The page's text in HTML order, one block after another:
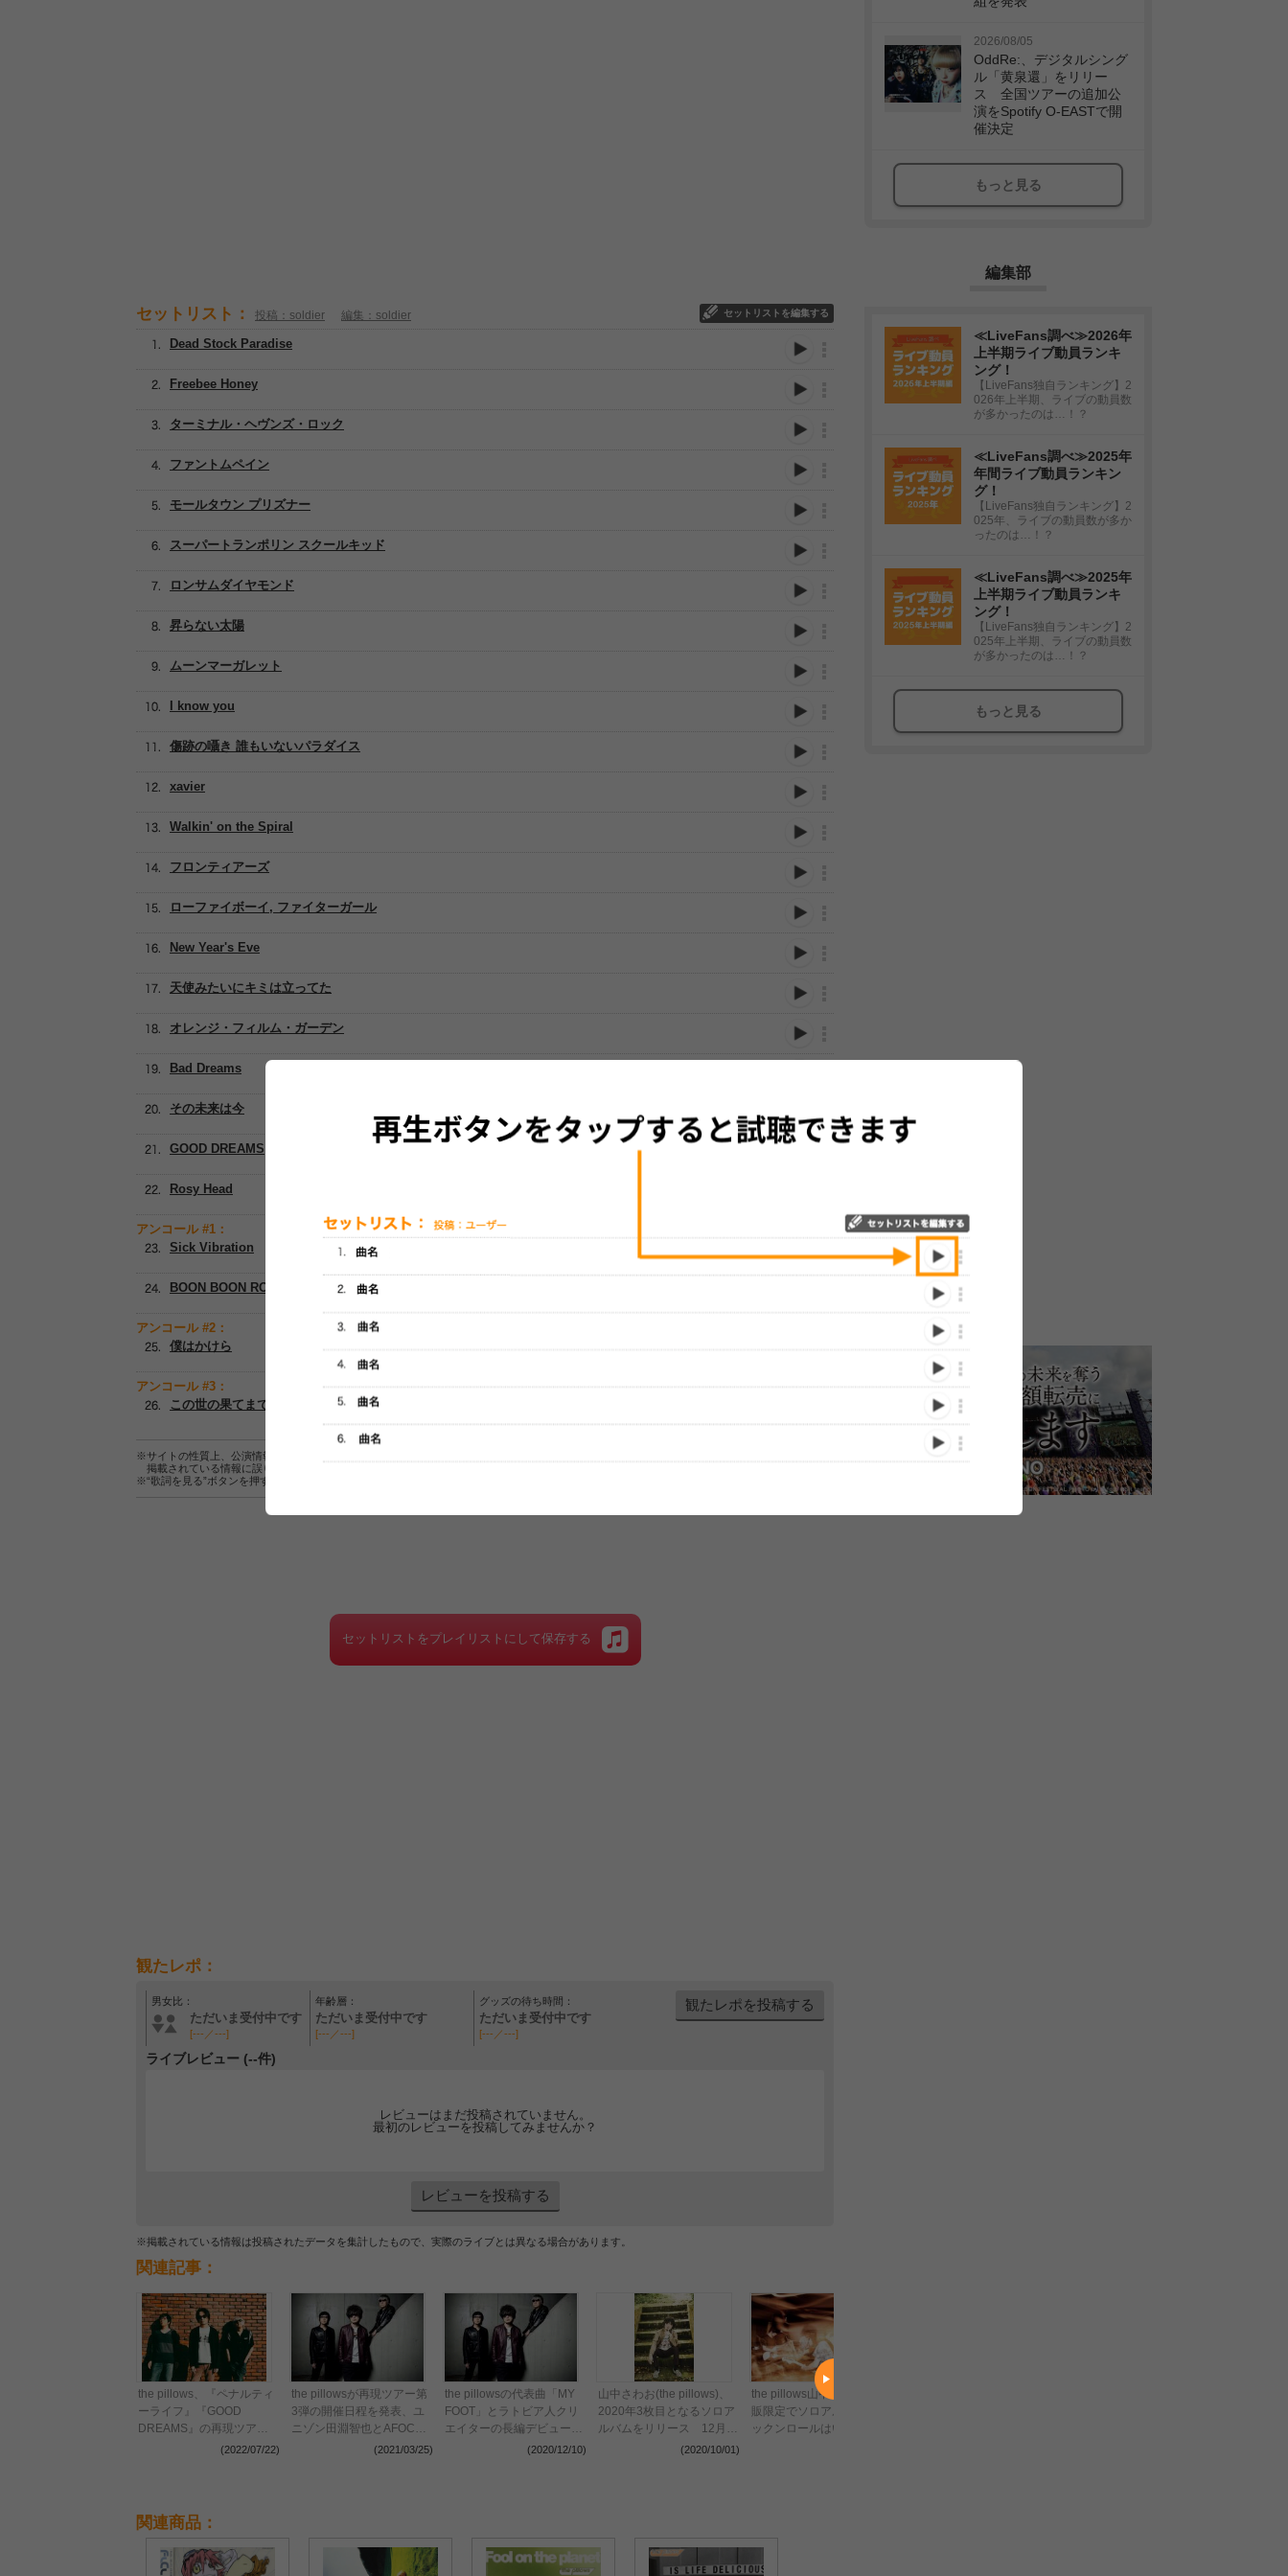
セットリスト： 投稿：soldier 編集：soldier セットリストを編集する
スーパートランポリン スクールキッド
Freebee Honey
ロンサムダイヤモンド
モールタウン プリズナー
ファントムペイン
Dead Stock Paradise
ターミナル・ヘヴンズ・ロック
昇らない太陽
ムーンマーガレット
I know you
傷跡の囁き 誰もいないパラダイス
xavier
Walkin' on the Spiral
フロンティアーズ
ローファイボーイ, ファイターガール
New Year's Eve
天使みたいにキミは立ってた
オレンジ・フィルム・ガーデン
Bad Dreams
その未来は今
GOOD DREAMS
Rosy Head
アンコール #1：
Sick Vibration
BOON BOON ROCK
アンコール #2：
僕はかけら
アンコール #3：
この世の果てまで
※サイトの性質上、公演情報およびセットリスト情報の正確性は保証されませんので、あらかじめご了承ください。
掲載されている情報に誤りがある場合は、
※“歌詞を見る”ボタンを押すと、株式会社ページワンが運営する歌詞サイト「
セットリストをプレイリストにして保存する
観たレポ：
男女比：
ただいま受付中です
[---／---]
年齢層：
ただいま受付中です
[---／---]
グッズの待ち時間：
ただいま受付中です
[---／---]
観たレポを投稿する
ライブレビュー (--件)
レビューはまだ投稿されていません。
最初のレビューを投稿してみませんか？
レビューを投稿する
※掲載されている情報は投稿されたデータを集計したもので、実際のライブとは異なる場合があります。
関連記事：
the pillows、『ペナルティ
ーライフ』『GOOD
DREAMS』の再現ツアー
開催 アナログレコード化
(2022/07/22)
the pillowsが再現ツアー第
3弾の開催日程を発表、ユ
ニゾン田淵智也とAFOC
佐々木亮介のコメントも
(2021/03/25)
the pillowsの代表曲「MY
FOOT」とラトビア人クリ
エイターの長編デビュー作
映画『Away』との特別映
(2020/12/10)
山中さわお(the pillows)、
2020年3枚目となるソロア
ルバムをリリース 12月か
らは有観客ツアーも(2020/10/01)
the pillows山中さわお、通
販限定でソロアルバム『ロ
ックンロールはいらない』
関連商品：
2026/08/05
OddRe:、デジタルシング
ル「黄泉還」をリリー
ス 全国ツアーの追加公
演をSpotify O-EASTで開
催決定
もっと見る
編集部
≪LiveFans調べ≫2026年
上半期ライブ動員ランキ
ング！
【LiveFans独自ランキング】2
026年上半期、ライブの動員数
が多かったのは…！？
≪LiveFans調べ≫2025年
年間ライブ動員ランキン
グ！
【LiveFans独自ランキング】2
025年、ライブの動員数が多か
ったのは…！？
≪LiveFans調べ≫2025年
上半期ライブ動員ランキ
ング！
【LiveFans独自ランキング】2
025年上半期、ライブの動員数
が多かったのは…！？
もっと見る